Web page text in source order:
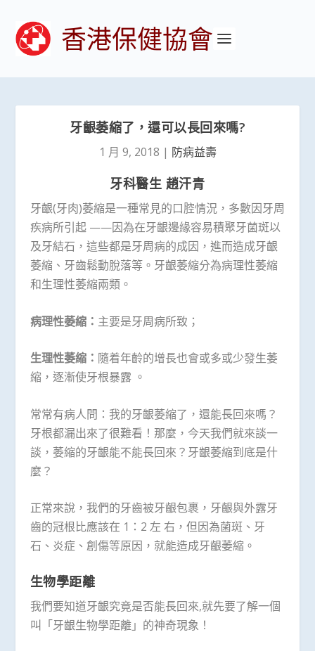
香港保健協會
牙齦萎縮了，還可以長回來嗎?
1 月 9, 2018 | 防病益壽
牙科醫生 趙汗青
牙齦(牙肉)萎縮是一種常見的口腔情況，多數因牙周
疾病所引起 ——因為在牙齦邊緣容易積聚牙菌斑以
及牙結石，這些都是牙周病的成因，進而造成牙齦
萎縮、牙齒鬆動脫落等。牙齦萎縮分為病理性萎縮
和生理性萎縮兩類。
病理性萎縮： 主要是牙周病所致；
生理性萎縮： 隨着年齡的增長也會或多或少發生萎
縮，逐漸使牙根暴露 。
常常有病人問：我的牙齦萎縮了，還能長回來嗎？
牙根都漏出來了很難看！那麼，今天我們就來談一
談，萎縮的牙齦能不能長回來？牙齦萎縮到底是什
麼？
正常來說，我們的牙齒被牙齦包裹，牙齦與外露牙
齒的冠根比應該在 1：2 左 右，但因為菌斑、牙
石、炎症、創傷等原因，就能造成牙齦萎縮。
生物學距離
我們要知道牙齦究竟是否能長回來,就先要了解一個
叫「牙齦生物學距離」的神奇現象！